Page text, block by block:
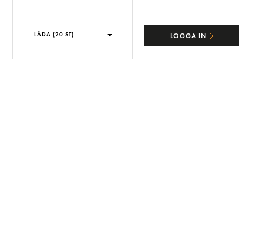
LÅDA (20 ST) LOGGA IN